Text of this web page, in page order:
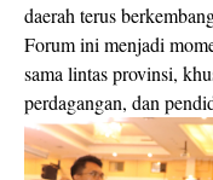
daerah terus
Forum ini menjadi
sama lintas provinsi,
perdagangan, dan